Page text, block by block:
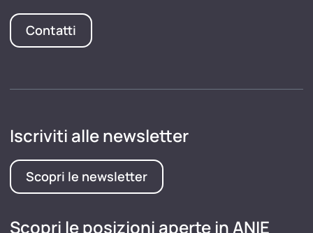
Contatti
Iscriviti alle newsletter
Scopri le newsletter
Scopri le posizioni aperte in ANIE